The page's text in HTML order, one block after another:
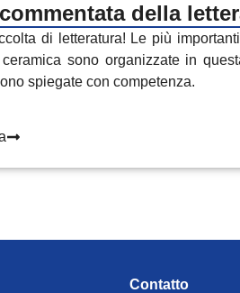
della
di letteratura! Le più
sono organizzate in
spiegate con competenza.
Contatto